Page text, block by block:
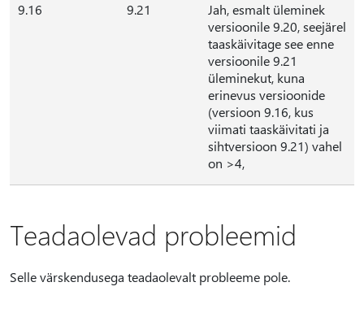
9.16 9.21
Jah, esmalt üleminek
versioonile 9.20, seejärel
taaskäivitage see enne
versioonile 9.21
üleminekut, kuna
erinevus versioonide
(versioon 9.16, kus
viimati taaskäivitati ja
sihtversioon 9.21) vahel
on >4,
Teadaolevad probleemid
Selle värskendusega teadaolevalt probleeme pole.